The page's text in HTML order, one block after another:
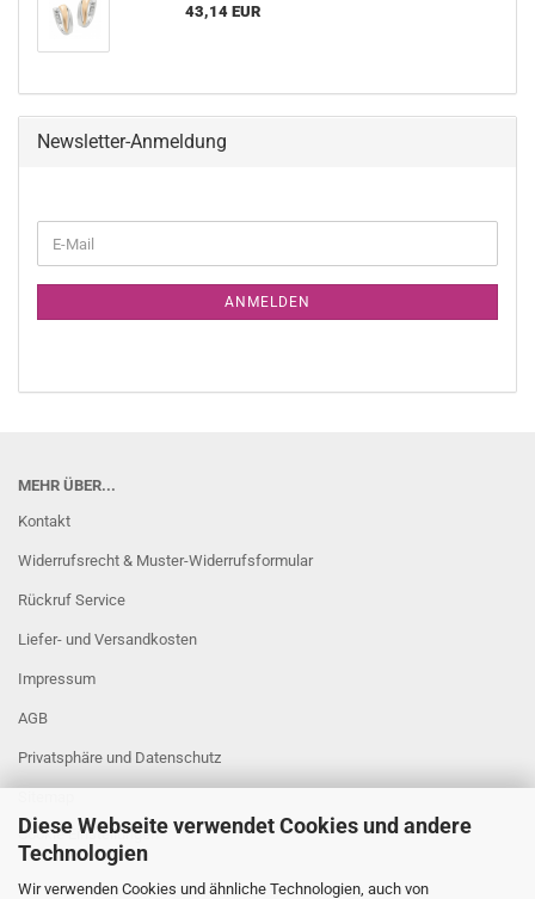
Diese Webseite verwendet Cookies und andere
Technologien
Wir verwenden Cookies und ähnliche Technologien, auch von
43,14 EUR
Newsletter-Anmeldung
ZUR
E-
Mail
ANMELDEN
MEHR ÜBER...
Kontakt
Widerrufsrecht & Muster-Widerrufsformular
Rückruf Service
Liefer- und Versandkosten
Impressum
AGB
Privatsphäre und Datenschutz
Cookie Einstellungen